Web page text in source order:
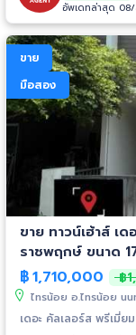
อัพเดทล่าสุด 08/
ขาย
มือสอง
ขาย ทาวน์เฮ้าส์ เ
ราชพฤกษ์ ขนาด
฿1,710,000 ฿
ไทรน้อย อ.ไทรน้อย นน
เดอะ คัลเลอร์ส พรีเมี่